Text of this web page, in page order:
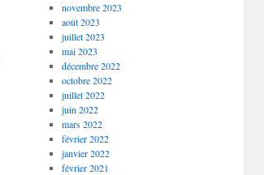
novembre 2023
août 2023
juillet 2023
mai 2023
décembre 2022
octobre 2022
juillet 2022
juin 2022
mars 2022
février 2022
janvier 2022
février 2021